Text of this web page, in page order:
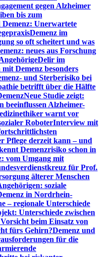
gegen Alzheimer
bis zum
Unerwartete
Demenz im
so oft scheitert und was
neues aus Forschung
Delir im
Demenz besonders
und Sterberisiko bei
betrifft über die Hälfte
Neue Studie zeigt:
beeinflussen Alzheimer-
warnt vor
RoboterInterview mit
Pflege derzeit kann – und
Demenzrisiko schon in
vom Umgang mit
für Prof.
älterer Menschen
soziale
in Nordrhein-
– regionale Unterschiede
Unterschiede zwischen
beim Einsatz von
fürs Gehirn?Demenz und
für die